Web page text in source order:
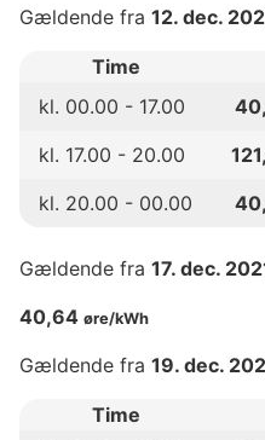
Gældende fra 12. dec.
Time
kl. 00.00 - 17.00
kl. 17.00 - 20.00
kl. 20.00 - 00.00
Gældende fra 17. dec.
40,64 øre/kWh
Gældende fra 19. dec.
Time